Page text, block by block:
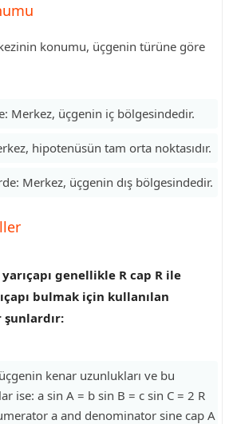
konumu, üçgenin türüne göre
Merkez, üçgenin iç bölgesindedir.
hipotenüsün tam orta noktasıdır.
Merkez, üçgenin dış bölgesindedir.
genellikle R cap R ile
bulmak için kullanılan
kenar uzunlukları ve bu
ise: a sin A = b sin B = c sin C = 2 R
a and denominator sine cap A